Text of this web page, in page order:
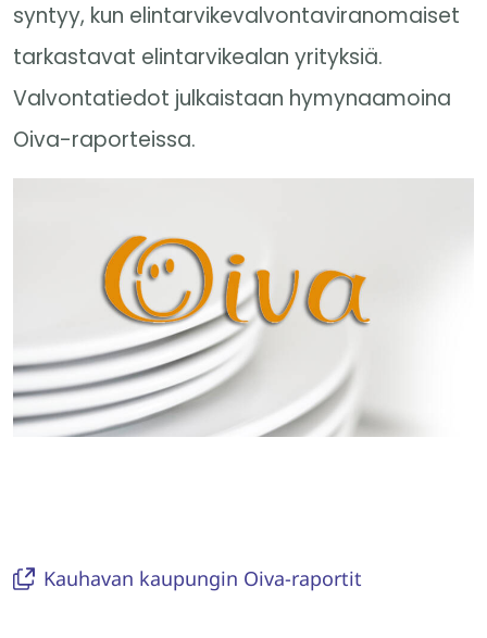
syntyy, kun elintarvikevalvontaviranomaiset
tarkastavat elintarvikealan yrityksiä.
Valvontatiedot julkaistaan hymynaamoina
Oiva-raporteissa.
Kauhavan kaupungin Oiva-raportit